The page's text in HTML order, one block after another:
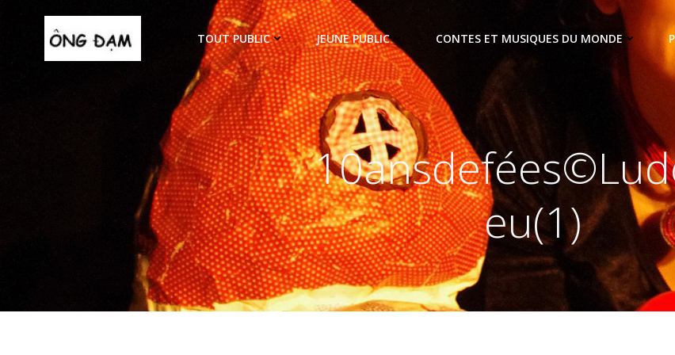
TOUT PUBLIC JEUNE PUBLIC CONTES ET MUSIQUES DU MONDE
eu(1)